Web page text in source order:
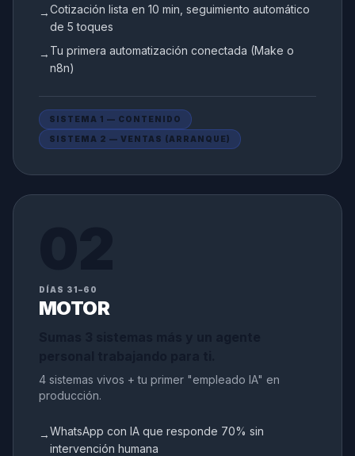
→Cotización lista en 10 min, seguimiento automático
de 5 toques
→ Tu primera automatización conectada (Make o
n8n)
SISTEMA 1 — CONTENIDO
SISTEMA 2 — VENTAS (ARRANQUE)
DÍAS 31–60
MOTOR
4 sistemas vivos + tu primer "empleado IA" en
producción.
→WhatsApp con IA que responde 70% sin
intervención humana